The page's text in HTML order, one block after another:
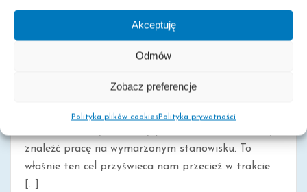
Akceptuję
Odmów
Zobacz preferencje
Polityka plików cookiesPolityka prywatności
POSZUKIWANE PROFESJE NA RYNKU PRACY
Każdy absolwent, bez względu na to, jaką szkołę
znaleźć pracę na wymarzonym stanowisku. To
właśnie ten cel przyświeca nam przecież w trakcie
[...]